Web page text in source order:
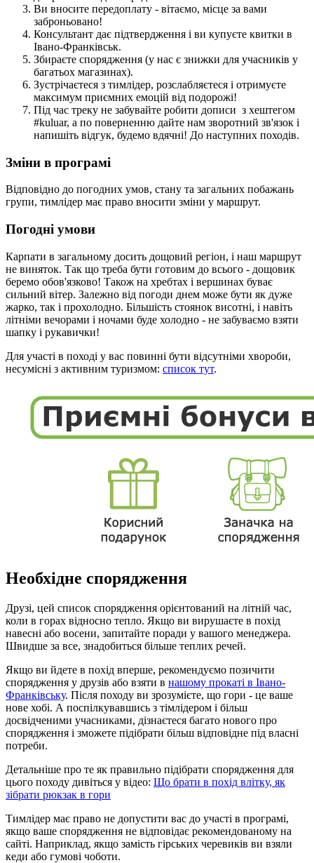
Ви вносите передоплату - вітаємо, місце за вами
заброньовано!
Консультант дає підтвердження і ви купуєте квитки в
Івано-Франківськ.
Збираєте спорядження (у нас є знижки для учасників у
багатьох магазинах).
Зустрічаєтеся з тимлідер, розслабляєтеся і отримуєте
максимум приємних емоцій від подорожі!
Під час треку не забувайте робити дописи з хештегом
#kuluar, а по поверненню дайте нам зворотний зв'язок і
напишіть відгук, будемо вдячні! До наступних походів.
Зміни в програмі
Відповідно до погодних умов, стану та загальних побажань
групи, тимлідер має право вносити зміни у маршрут.
Погодні умови
Карпати в загальному досить дощовий регіон, і наш маршрут
не виняток. Так що треба бути готовим до всього - дощовик
беремо обов'язково! Також на хребтах і вершинах буває
сильний вітер. Залежно від погоди днем може бути як дуже
жарко, так і прохолодно. Більшість стоянок висотні, і навіть
літніми вечорами і ночами буде холодно - не забуваємо взяти
шапку і рукавички!
Для участі в поході у вас повинні бути відсутніми хвороби,
несумісні з активним туризмом: список тут.
Необхідне спорядження
Друзі, цей список спорядження орієнтований на літній час,
коли в горах відносно тепло. Якщо ви вирушаєте в похід
навесні або восени, запитайте поради у вашого менеджера.
Швидше за все, знадобиться більше теплих речей.
Якщо ви йдете в похід вперше, рекомендуємо позичити
спорядження у друзів або взяти в нашому прокаті в Івано-
Франківську. Після походу ви зрозумієте, що гори - це ваше
нове хобі. А поспілкувавшись з тімлідером і більш
досвідченими учасниками, дізнаєтеся багато нового про
спорядження і зможете підібрати більш відповідне під власні
потреби.
Детальніше про те як правильно підібрати спорядження для
цього походу дивіться у відео: Що брати в похід влітку, як
зібрати рюкзак в гори
Тимлідер має право не допустити вас до участі в програмі,
якщо ваше спорядження не відповідає рекомендованому на
сайті. Наприклад, якщо замість гірських черевиків ви взяли
кеди або гумові чоботи.